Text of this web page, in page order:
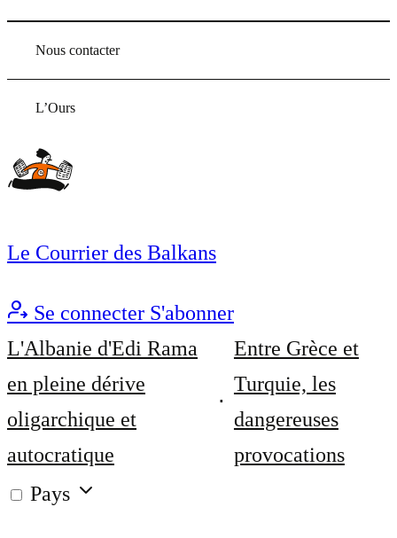
Nous contacter
L’Ours
Le Courrier des Balkans
Se connecter S'abonner
L'Albanie d'Edi Rama
en pleine dérive
oligarchique et
autocratique
Entre Grèce et
Turquie, les
dangereuses
provocations
Pays